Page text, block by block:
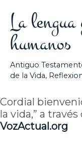
La
humanos
Antiguo
de la Vida,
Cordial
la vida,” a
VozActual.org